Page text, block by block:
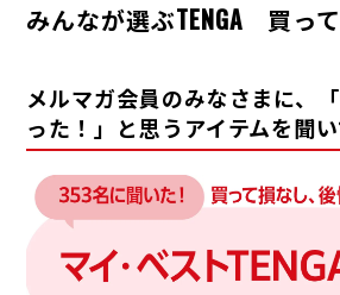
みんなが選ぶTENGA 買っ
メルマガ会員のみなさまに、
った！」と思うアイテムを聞